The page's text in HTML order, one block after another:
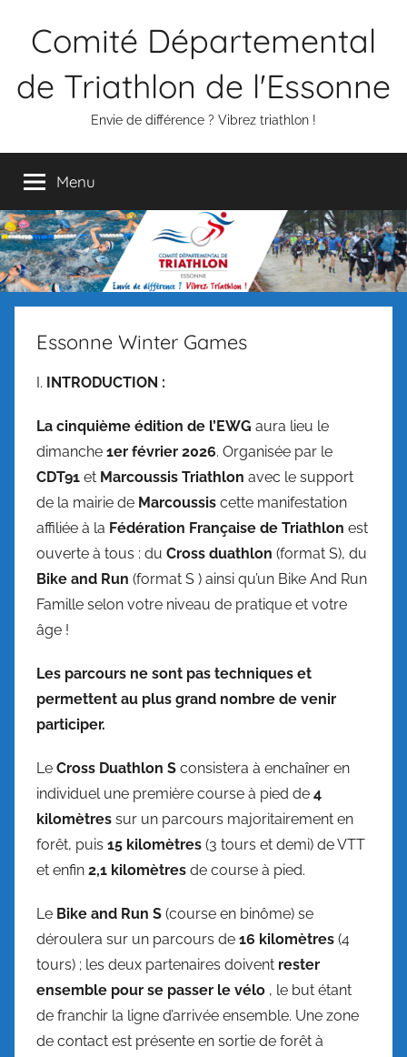
Comité Départemental
de Triathlon de l'Essonne
Envie de différence ? Vibrez triathlon !
Menu
Essonne Winter Games
I. INTRODUCTION :
La cinquième édition de l’EWG aura lieu le
dimanche 1er février 2026. Organisée par le
CDT91 et Marcoussis Triathlon avec le support
de la mairie de Marcoussis cette manifestation
affiliée à la Fédération Française de Triathlon est
ouverte à tous : du Cross duathlon (format S), du
Bike and Run (format S ) ainsi qu’un Bike And Run
Famille selon votre niveau de pratique et votre
âge !
Les parcours ne sont pas techniques et
permettent au plus grand nombre de venir
participer.
Le Cross Duathlon S consistera à enchaîner en
individuel une première course à pied de 4
kilomètres sur un parcours majoritairement en
forêt, puis 15 kilomètres (3 tours et demi) de VTT
et enfin 2,1 kilomètres de course à pied.
Le Bike and Run S (course en binôme) se
déroulera sur un parcours de 16 kilomètres (4
tours) ; les deux partenaires doivent rester
ensemble pour se passer le vélo , le but étant
de franchir la ligne d’arrivée ensemble. Une zone
de contact est présente en sortie de forêt à